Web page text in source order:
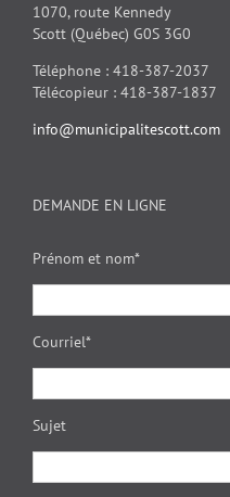
1070, route Kennedy
Scott (Québec) G0S 3G0
Téléphone : 418-387-2037
Télécopieur : 418-387-1837
info@municipalitescott.com
DEMANDE EN LIGNE
Prénom et nom*
Courriel*
Sujet